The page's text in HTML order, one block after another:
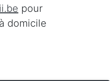
pour
domicile